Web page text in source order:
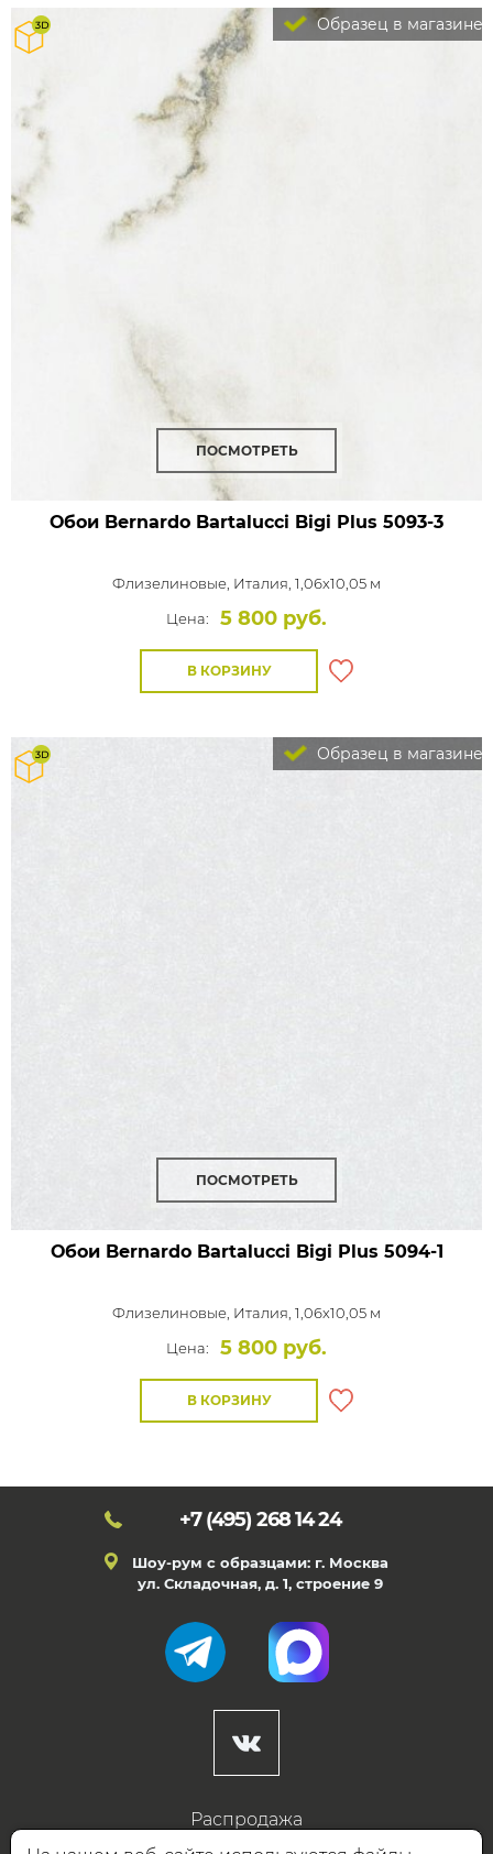
Образец в магазине
ПОСМОТРЕТЬ
Обои Bernardo Bartalucci Bigi Plus 5093-3
Флизелиновые, Италия, 1,06x10,05 м
Цена:
5 800 руб.
В КОРЗИНУ
Образец в магазине
ПОСМОТРЕТЬ
Обои Bernardo Bartalucci Bigi Plus 5094-1
Флизелиновые, Италия, 1,06x10,05 м
Цена:
5 800 руб.
В КОРЗИНУ
+7 (495) 268 14 24
Шоу-рум с образцами: г. Москва
ул. Складочная, д. 1, строение 9
Распродажа
Готовые дизайны